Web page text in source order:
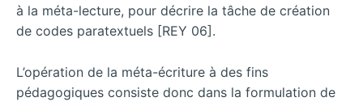
à la méta-lecture, pour décrire la tâche de création
de codes paratextuels [REY 06].
L’opération de la méta-écriture à des fins
pédagogiques consiste donc dans la formulation de